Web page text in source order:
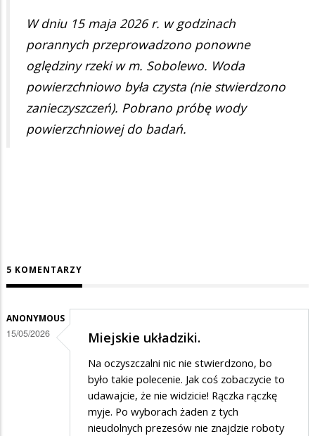
W dniu 15 maja 2026 r. w godzinach
porannych przeprowadzono ponowne
oględziny rzeki w m. Sobolewo. Woda
powierzchniowo była czysta (nie stwierdzono
zanieczyszczeń). Pobrano próbę wody
powierzchniowej do badań.
5 KOMENTARZY
ANONYMOUS
15/05/2026 Miejskie układziki.
Na oczyszczalni nic nie stwierdzono, bo
było takie polecenie. Jak coś zobaczycie to
udawajcie, że nie widzicie! Rączka rączkę
myje. Po wyborach żaden z tych
nieudolnych prezesów nie znajdzie roboty